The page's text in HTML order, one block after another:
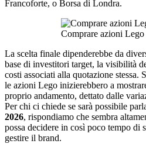
Francoforte, o Borsa di Londra.
Comprare azioni
La scelta finale dipenderebbe da
base di investitori target, la visibilità
costi associati alla quotazione
le azioni Lego inizierebbero a
proprio andamento, dettato dalle
Per chi ci chiede se sarà possibile
2026, rispondiamo che sembra
possa decidere in così poco tempo di
gestire il brand.